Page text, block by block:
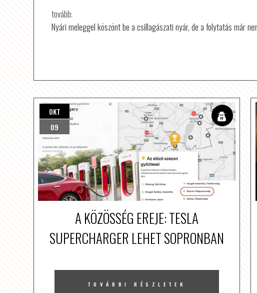
tovább:
Nyári meleggel köszönt be a csillagászati nyár, de a folytatás már
OKT
09
A KÖZÖSSÉG EREJE: TESLA
SUPERCHARGER LEHET SOPRONBAN
TOVÁBBI RÉSZLETEK